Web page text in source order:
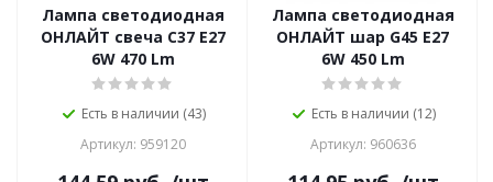
Лампа светодиодная
ОНЛАЙТ свеча С37 Е27
6W 470 Lm
Есть в наличии (43)
Артикул: 959120
Лампа светодиодная
ОНЛАЙТ шар G45 Е27
6W 450 Lm
Есть в наличии (12)
Артикул: 960636